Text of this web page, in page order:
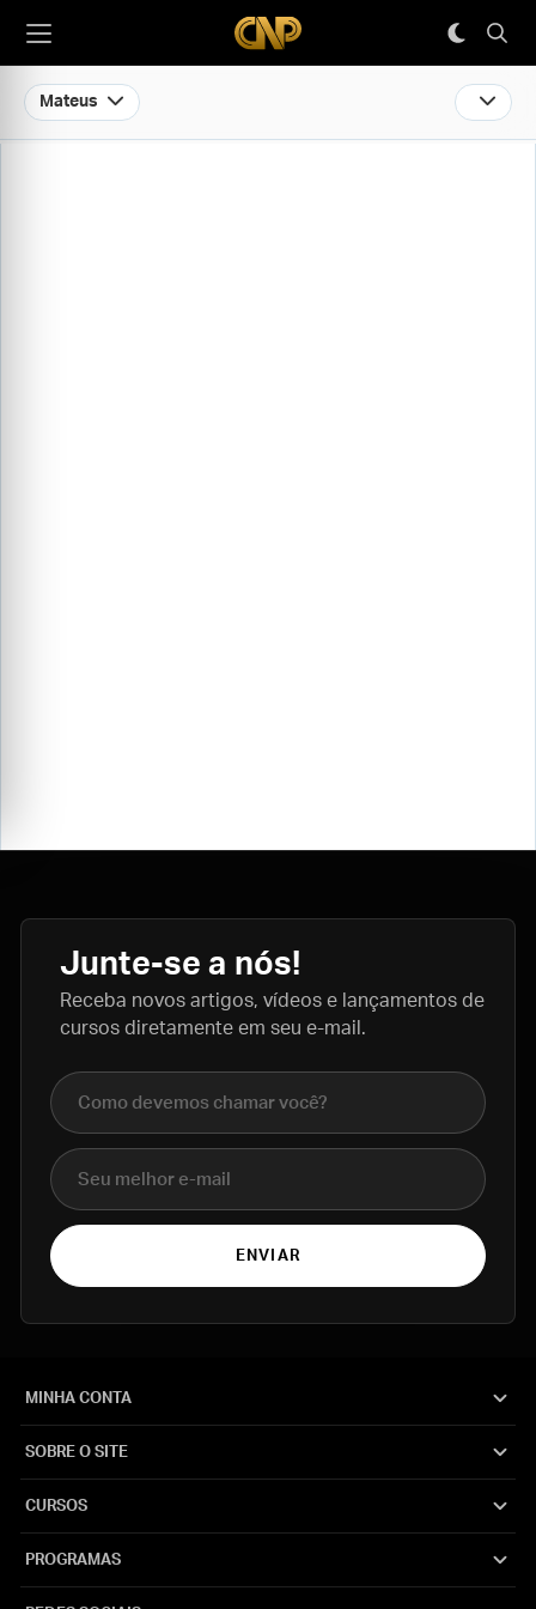
Mateus
Junte-se a nós!
Receba novos artigos, vídeos e lançamentos de
cursos diretamente em seu e-mail.
Nome completo
E-mail
ENVIAR
MINHA CONTA
SOBRE O SITE
CURSOS
PROGRAMAS